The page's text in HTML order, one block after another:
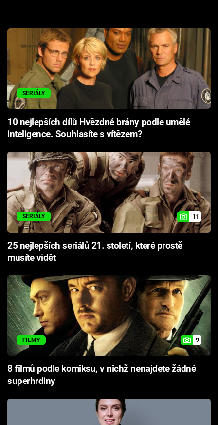
SERIÁLY
10 nejlepších dílů Hvězdné brány podle umělé
inteligence. Souhlasíte s vítězem?
SERIÁLY 11
25 nejlepších seriálů 21. století, které prostě
musíte vidět
FILMY 9
8 filmů podle komiksu, v nichž nenajdete žádné
superhrdiny